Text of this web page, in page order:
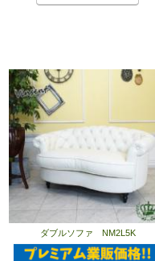
ダブルソファ NM2L5K